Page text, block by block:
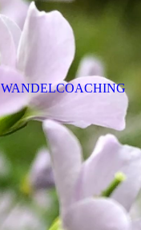
WANDELCOACHING